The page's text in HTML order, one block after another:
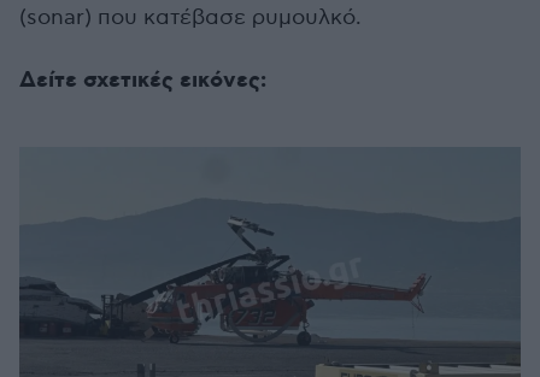
(sonar) που κατέβασε ρυμουλκό.
Δείτε σχετικές εικόνες: